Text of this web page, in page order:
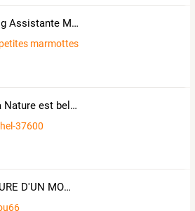
Le blog Assistante Maternelle les petites marmottes
marmottes
Que la Nature est belle à Mouzay
37600
CAPTURE D'UN MOMENT par nikou66